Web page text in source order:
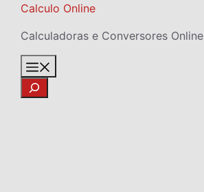
Skip
content
Calculo Online
Calculadoras e Conversores Online
Search